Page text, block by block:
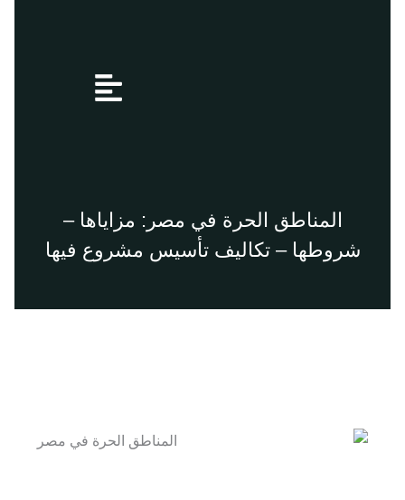
Menu
المناطق الحرة في مصر: مزاياها –
شروطها – تكاليف تأسيس مشروع فيها